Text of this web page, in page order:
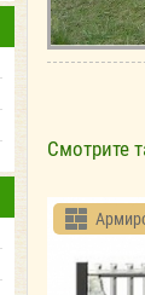
Смотрите